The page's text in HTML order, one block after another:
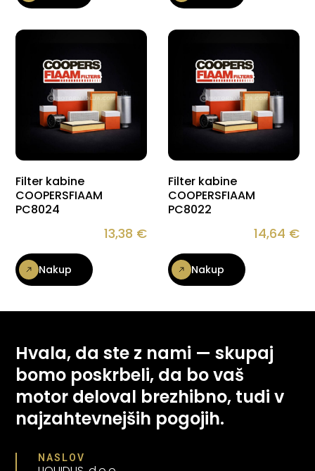
Filter kabine
COOPERSFIAAM
PC8024
13,38 €
Nakup
Filter kabine
COOPERSFIAAM
PC8022
14,64 €
Nakup
Hvala, da ste z nami — skupaj
bomo poskrbeli, da bo vaš
motor deloval brezhibno, tudi v
najzahtevnejših pogojih.
NASLOV